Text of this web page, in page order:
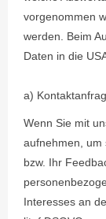
vorgenommen
werden. Beim
Daten in die
a)
Wenn Sie mit
aufnehmen, um
bzw. Ihr
Interesses an